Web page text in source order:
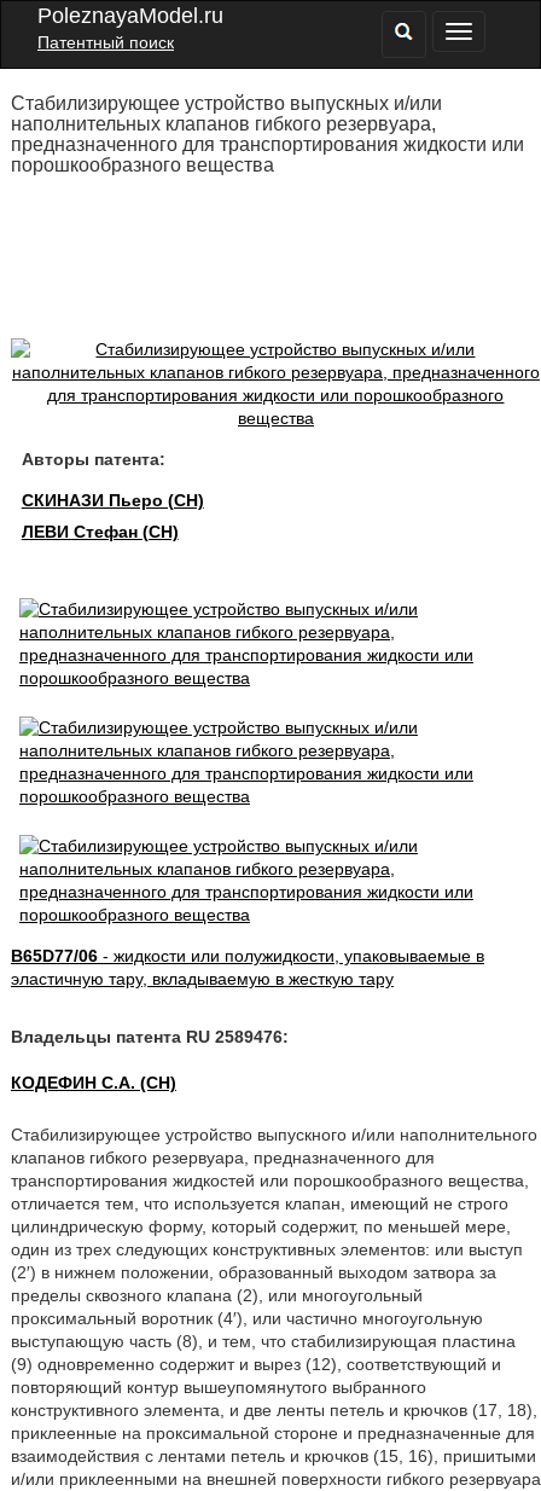
PoleznayaModel.ru
Патентный поиск
Стабилизирующее устройство выпускных и/или
наполнительных клапанов гибкого резервуара,
предназначенного для транспортирования жидкости или
порошкообразного вещества
Авторы патента:
СКИНАЗИ Пьеро (CH)
ЛЕВИ Стефан (CH)
B65D77/06- жидкости или полужидкости, упаковываемые в
эластичную тару, вкладываемую в жесткую тару
Владельцы патента RU 2589476:
КОДЕФИН С.А. (CH)
Стабилизирующее устройство выпускного и/или наполнительного
клапанов гибкого резервуара, предназначенного для
транспортирования жидкостей или порошкообразного вещества,
отличается тем, что используется клапан, имеющий не строго
цилиндрическую форму, который содержит, по меньшей мере,
один из трех следующих конструктивных элементов: или выступ
(2′) в нижнем положении, образованный выходом затвора за
пределы сквозного клапана (2), или многоугольный
проксимальный воротник (4′), или частично многоугольную
выступающую часть (8), и тем, что стабилизирующая пластина
(9) одновременно содержит и вырез (12), соответствующий и
повторяющий контур вышеупомянутого выбранного
конструктивного элемента, и две ленты петель и крючков (17, 18),
приклеенные на проксимальной стороне и предназначенные для
взаимодействия с лентами петель и крючков (15, 16), пришитыми
и/или приклеенными на внешней поверхности гибкого резервуара